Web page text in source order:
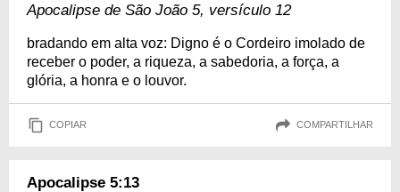
Apocalipse de São João 5, versículo 12
bradando em alta voz: Digno é o Cordeiro imolado de
receber o poder, a riqueza, a sabedoria, a força, a
glória, a honra e o louvor.
COPIAR COMPARTILHAR
Apocalipse 5:13